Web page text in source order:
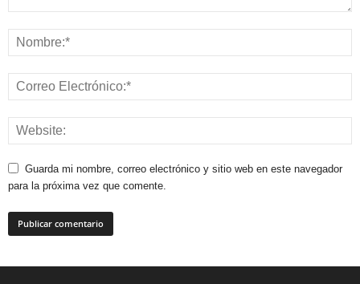
Guarda mi nombre, correo electrónico y sitio web en este navegador
para la próxima vez que comente.